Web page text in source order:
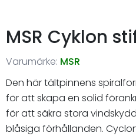
MSR Cyklon
Varumärke: MSR
Den här tältpinnens
för att skapa en solid
för att säkra stora
blåsiga förhållanden.